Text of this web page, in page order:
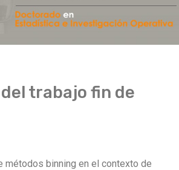
trabajo fin de
métodos binning en el contexto de